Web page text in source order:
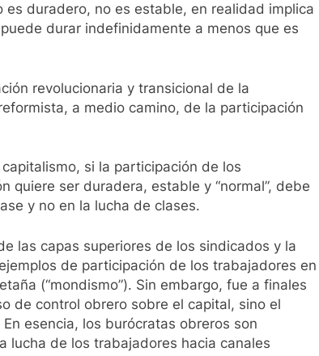
duradero, no es estable, en realidad implica
durar indefinidamente a menos que es
revolucionaria y transicional de la
a medio camino, de la participación
si la participación de los
ser duradera, estable y “normal”, debe
y no en la lucha de clases.
las capas superiores de los sindicados y la
de participación de los trabajadores en
(“mondismo”). Sin embargo, fue a finales
de control obrero sobre el capital, sino el
esencia, los burócratas obreros son
lucha de los trabajadores hacia canales